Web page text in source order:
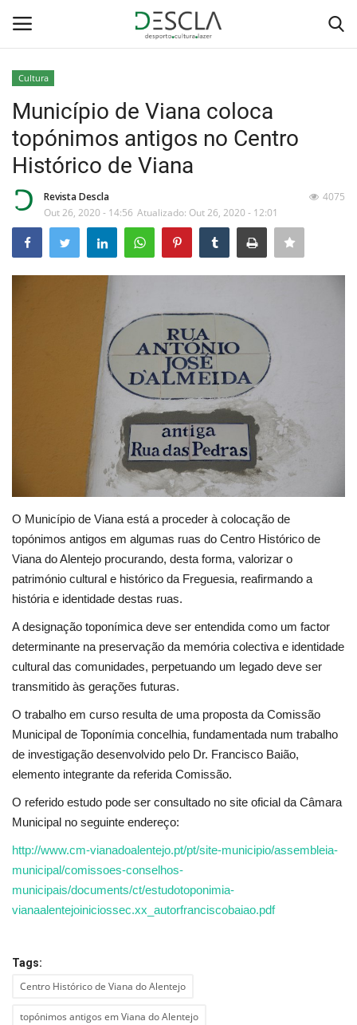
Home
Desporto
Estatuto Editorial
Ficha técnica
Lazer
Ambiente
Cultura
Município de Viana coloca
topónimos antigos no Centro
Histórico de Viana
Revista Descla
Out 26, 2020 - 14:56 Atualizado: Out 26, 2020 - 12:01
4075
O Município de Viana está a proceder à colocação de
topónimos antigos em algumas ruas do Centro Histórico de
Viana do Alentejo procurando, desta forma, valorizar o
património cultural e histórico da Freguesia, reafirmando a
história e identidade destas ruas.
A designação toponímica deve ser entendida como um factor
determinante na preservação da memória colectiva e identidade
cultural das comunidades, perpetuando um legado deve ser
transmitido às gerações futuras.
O trabalho em curso resulta de uma proposta da Comissão
Municipal de Toponímia concelhia, fundamentada num trabalho
de investigação desenvolvido pelo Dr. Francisco Baião,
elemento integrante da referida Comissão.
O referido estudo pode ser consultado no site oficial da Câmara
Municipal no seguinte endereço:
http://www.cm-vianadoalentejo.pt/pt/site-municipio/assembleia-
municipal/comissoes-conselhos-
municipais/documents/ct/estudotoponimia-
vianaalentejoiniciossec.xx_autorfranciscobaiao.pdf
Tags:
Centro Histórico de Viana do Alentejo
topónimos antigos em Viana do Alentejo